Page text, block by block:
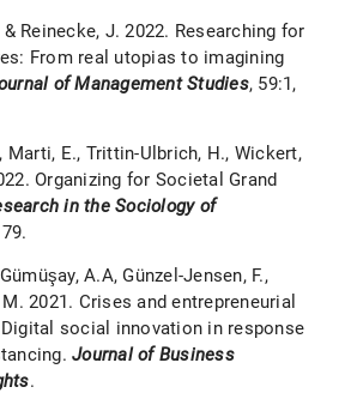
Reinecke, J. 2022. Researching for
From real utopias to imagining
of Management Studies, 59:1,
Marti, E., Trittin-Ulbrich, H., Wickert,
Organizing for Societal Grand
in the Sociology of
A.A, Günzel-Jensen, F.,
M. 2021. Crises and entrepreneurial
social innovation in response
Journal of Business
.